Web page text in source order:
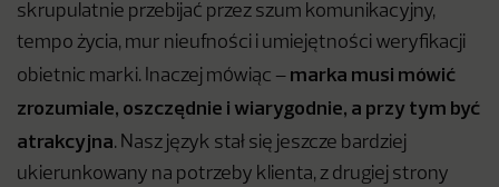
skrupulatnie przebijać przez szum komunikacyjny,
tempo życia, mur nieufności i umiejętności weryfikacji
obietnic marki. Inaczej mówiąc – marka musi mówić
zrozumiale, oszczędnie i wiarygodnie, a przy tym być
atrakcyjna. Nasz język stał się jeszcze bardziej
ukierunkowany na potrzeby klienta, z drugiej strony